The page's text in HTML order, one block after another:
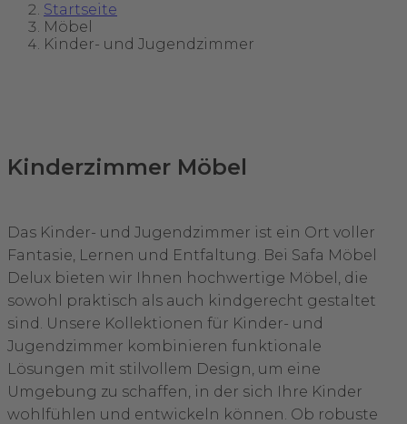
Startseite
Möbel
Kinder- und Jugendzimmer
Kinderzimmer Möbel
Das Kinder- und Jugendzimmer ist ein Ort voller
Fantasie, Lernen und Entfaltung. Bei Safa Möbel
Delux bieten wir Ihnen hochwertige Möbel, die
sowohl praktisch als auch kindgerecht gestaltet
sind. Unsere Kollektionen für Kinder- und
Jugendzimmer kombinieren funktionale
Lösungen mit stilvollem Design, um eine
Umgebung zu schaffen, in der sich Ihre Kinder
wohlfühlen und entwickeln können. Ob robuste